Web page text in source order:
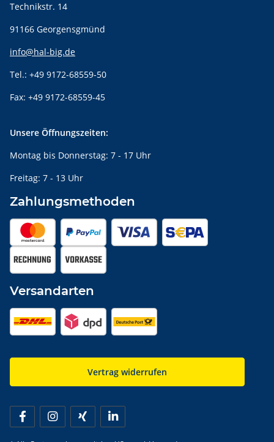
Technikstr. 14
91166 Georgensgmünd
info@hal-big.de
Tel.: +49 9172-68559-50
Fax: +49 9172-68559-45
Unsere Öffnungszeiten:
Montag bis Donnerstag: 7 - 17 Uhr
Freitag: 7 - 13 Uhr
Zahlungsmethoden
Versandarten
Vertrag widerrufen